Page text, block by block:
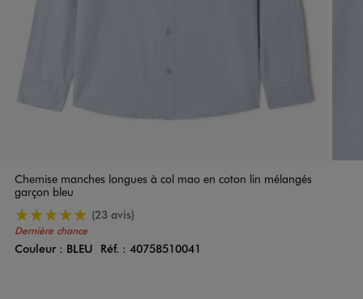
Chemise manches longues à col mao en coton lin mélangés
garçon bleu
Dernière chance
5/5 de moyenne(23 avis)
Couleur
Couleur : BLEU Réf. : 40758510041